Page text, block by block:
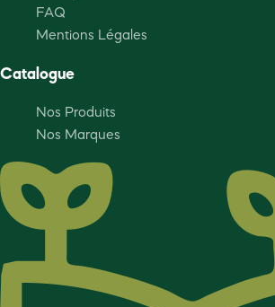
FAQ
Mentions Légales
Catalogue
Nos Produits
Nos Marques